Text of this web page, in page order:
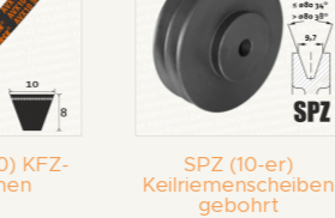
KFZ-
SPZ (10-er)
Keilriemenscheiben
gebohrt